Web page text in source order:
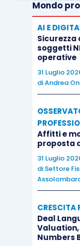
Mondo
AI E
Sicurezza
soggetti
operative
31 Luglio
diAndrea
Affitti e
proposta
31 Luglio
di Settore
CRESCITA
Deal
Valuation,
Numbers